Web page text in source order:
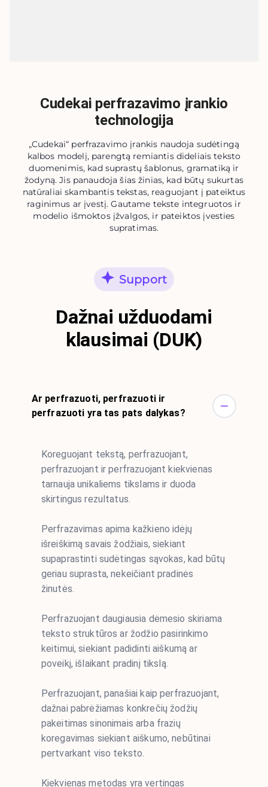
Cudekai perfrazavimo įrankio
technologija
„Cudekai“ perfrazavimo įrankis naudoja sudėtingą
kalbos modelį, parengtą remiantis dideliais teksto
duomenimis, kad suprastų šablonus, gramatiką ir
žodyną. Jis panaudoja šias žinias, kad būtų sukurtas
natūraliai skambantis tekstas, reaguojant į pateiktus
raginimus ar įvestį. Gautame tekste integruotos ir
modelio išmoktos įžvalgos, ir pateiktos įvesties
supratimas.
Support
Dažnai užduodami
klausimai (DUK)
Ar perfrazuoti, perfrazuoti ir
perfrazuoti yra tas pats dalykas?
Koreguojant tekstą, perfrazuojant,
perfrazuojant ir perfrazuojant kiekvienas
tarnauja unikaliems tikslams ir duoda
skirtingus rezultatus.
Perfrazavimas apima kažkieno idėjų
išreiškimą savais žodžiais, siekiant
supaprastinti sudėtingas sąvokas, kad būtų
geriau suprasta, nekeičiant pradinės
žinutės.
Perfrazuojant daugiausia dėmesio skiriama
teksto struktūros ar žodžio pasirinkimo
keitimui, siekiant padidinti aiškumą ar
poveikį, išlaikant pradinį tikslą.
Perfrazuojant, panašiai kaip perfrazuojant,
dažnai pabrėžiamas konkrečių žodžių
pakeitimas sinonimais arba frazių
koregavimas siekiant aiškumo, nebūtinai
pertvarkant viso teksto.
Kiekvienas metodas yra vertingas